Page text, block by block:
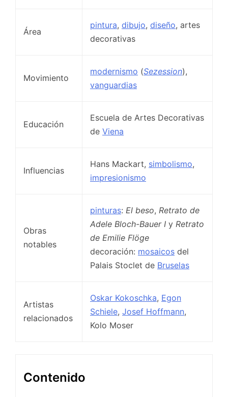
Área
pintura, dibujo, diseño, artes
decorativas
Movimiento
modernismo (Sezession),
vanguardias
Educación
Escuela de Artes Decorativas
de Viena
Influencias
Hans Mackart, simbolismo,
impresionismo
Obras
notables
pinturas: El beso, Retrato de
Adele Bloch-Bauer I y Retrato
de Emilie Flöge
decoración: mosaicos del
Palais Stoclet de Bruselas
Artistas
relacionados
Oskar Kokoschka, Egon
Schiele, Josef Hoffmann,
Kolo Moser
Contenido